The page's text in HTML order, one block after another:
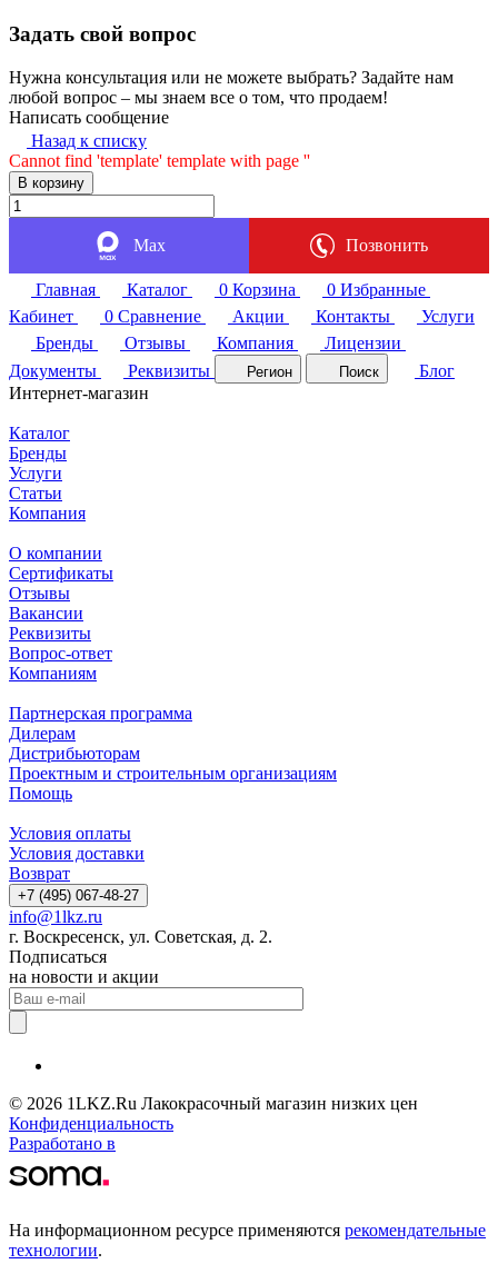
Задать свой вопрос
Нужна консультация или не можете выбрать? Задайте нам
любой вопрос – мы знаем все о том, что продаем!
Написать сообщение
Назад к списку
Cannot find 'template' template with page ''
В корзину
Max Позвонить
Главная Каталог 0 Корзина 0 Избранные
Кабинет
0 Сравнение Акции Контакты
Услуги
Бренды
Отзывы Компания
Лицензии
Документы
Реквизиты Регион Поиск
Блог
Интернет-магазин
Каталог
Бренды
Услуги
Статьи
Компания
О компании
Сертификаты
Отзывы
Вакансии
Реквизиты
Вопрос-ответ
Компаниям
Партнерская программа
Дилерам
Дистрибьюторам
Проектным и строительным организациям
Помощь
Условия оплаты
Условия доставки
Возврат
+7 (495) 067-48-27
info@1lkz.ru
г. Воскресенск, ул. Советская, д. 2.
Подписаться
на новости и акции
© 2026 1LKZ.Ru Лакокрасочный магазин низких цен
Конфиденциальность
Разработано в
На информационном ресурсе применяются рекомендательные
технологии.